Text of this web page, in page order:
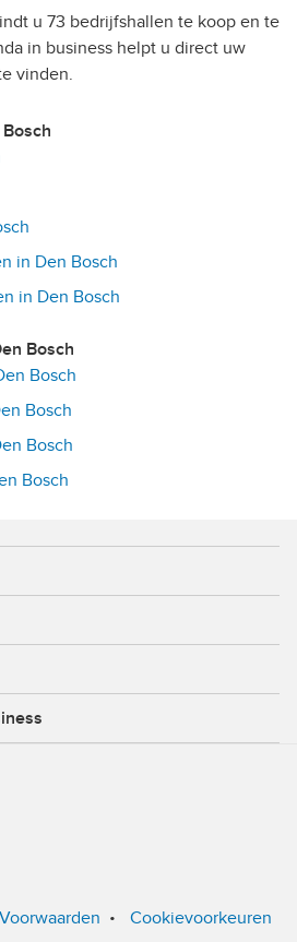
u 73 bedrijfshallen te koop en te
in business helpt u direct uw
vinden.
in Den Bosch
in Den Bosch
Bosch
Bosch
Bosch
Bosch
Bosch
Voorwaarden • Cookievoorkeuren